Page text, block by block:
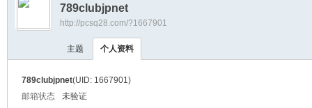
›
789clubjpnet
http://pcsq28.com/?1667901
主题 个人资料
789clubjpnet(UID: 1667901)
邮箱状态
未验证